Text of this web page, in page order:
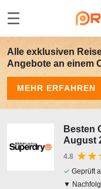
Alle exklusiven
Angebote an einem
MEHR ERFAHREN
Besten
August
4.8
✓ Geprüft
▼